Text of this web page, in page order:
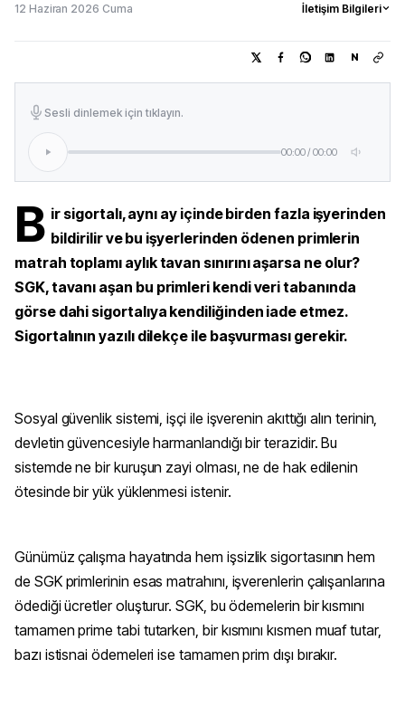
12 Haziran 2026 Cuma İletişim Bilgileri
N
Sesli dinlemek için tıklayın.
00:00/00:00
B ir sigortalı, aynı ay içinde birden fazla işyerinden
bildirilir ve bu işyerlerinden ödenen primlerin
matrah toplamı aylık tavan sınırını aşarsa ne olur?
SGK, tavanı aşan bu primleri kendi veri tabanında
görse dahi sigortalıya kendiliğinden iade etmez.
Sigortalının yazılı dilekçe ile başvurması gerekir.
Sosyal güvenlik sistemi, işçi ile işverenin akıttığı alın terinin,
devletin güvencesiyle harmanlandığı bir terazidir. Bu
sistemde ne bir kuruşun zayi olması, ne de hak edilenin
ötesinde bir yük yüklenmesi istenir.
Günümüz çalışma hayatında hem işsizlik sigortasının hem
de SGK primlerinin esas matrahını, işverenlerin çalışanlarına
ödediği ücretler oluşturur. SGK, bu ödemelerin bir kısmını
tamamen prime tabi tutarken, bir kısmını kısmen muaf tutar,
bazı istisnai ödemeleri ise tamamen prim dışı bırakır.